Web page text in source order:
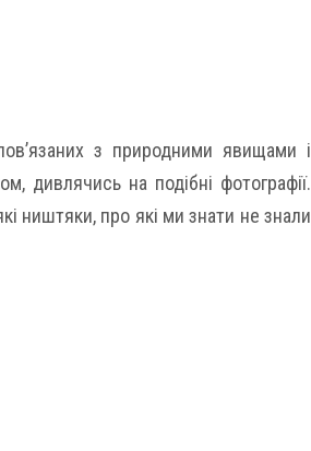
з природними явищами і
дивлячись на подібні фотографії.
ништяки, про які ми знати не знали